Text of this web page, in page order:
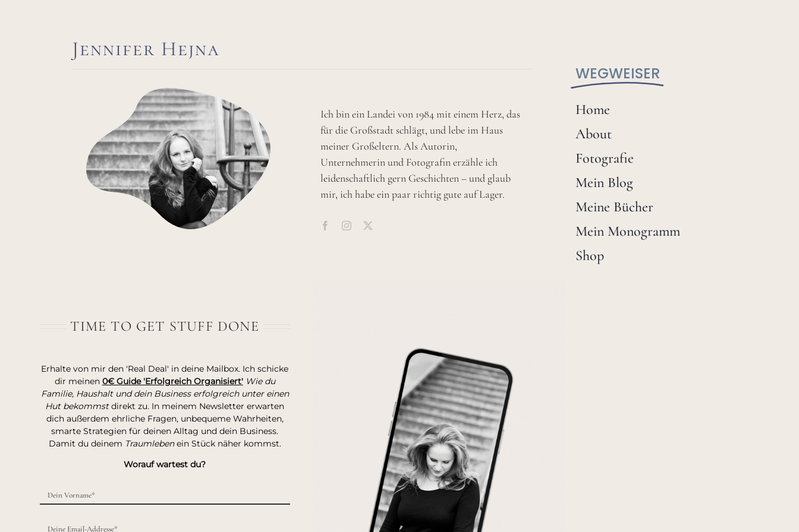
Jennifer Hejna
Ich bin ein Landei von 1984 mit einem Herz, das
für die Großstadt schlägt, und lebe im Haus
meiner Großeltern. Als Autorin,
Unternehmerin und Fotografin erzähle ich
leidenschaftlich gern Geschichten – und glaub
mir, ich habe ein paar richtig gute auf Lager.
WEGWEISER
Home
About
Fotografie
Mein Blog
Meine Bücher
Mein Monogramm
Shop
TIME TO GET STUFF DONE
Erhalte von mir den 'Real Deal' in deine Mailbox. Ich schicke
dir meinen 0€ Guide 'Erfolgreich Organisiert' Wie du
Familie, Haushalt und dein Business erfolgreich unter einen
Hut bekommstdirekt zu. In meinem Newsletter erwarten
dich außerdem ehrliche Fragen, unbequeme Wahrheiten,
smarte Strategien für deinen Alltag und dein Business.
Damit du deinem Traumlebenein Stück näher kommst.
Worauf wartest du?